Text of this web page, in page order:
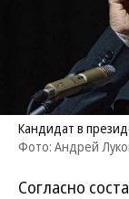
Кандидат в
Фото: Андрей
Согласно